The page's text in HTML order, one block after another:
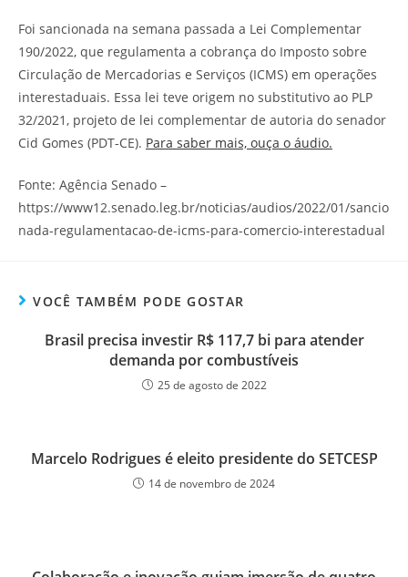
Foi sancionada na semana passada a Lei Complementar
190/2022, que regulamenta a cobrança do Imposto sobre
Circulação de Mercadorias e Serviços (ICMS) em operações
interestaduais. Essa lei teve origem no substitutivo ao PLP
32/2021, projeto de lei complementar de autoria do senador
Cid Gomes (PDT-CE). Para saber mais, ouça o áudio.
Fonte: Agência Senado –
https://www12.senado.leg.br/noticias/audios/2022/01/sancio
nada-regulamentacao-de-icms-para-comercio-interestadual
VOCÊ TAMBÉM PODE GOSTAR
Brasil precisa investir R$ 117,7 bi para atender
demanda por combustíveis
25 de agosto de 2022
Marcelo Rodrigues é eleito presidente do SETCESP
14 de novembro de 2024